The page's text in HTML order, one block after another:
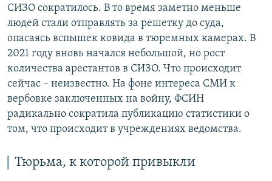
СИЗО сократилось. В то время заметно меньше
людей стали отправлять за решетку до суда,
опасаясь вспышек ковида в тюремных камерах. В
2021 году вновь начался небольшой, но рост
количества арестантов в СИЗО. Что происходит
сейчас – неизвестно. На фоне интереса СМИ к
вербовке заключенных на войну, ФСИН
радикально сократила публикацию статистики о
том, что происходит в учреждениях ведомства.
Тюрьма, к которой привыкли